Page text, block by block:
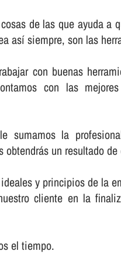
de las que ayuda a
así­ siempre, son las
con buenas
con las
sumamos la
obtendrás un resultado
y principios de la
cliente en la
el tiempo.